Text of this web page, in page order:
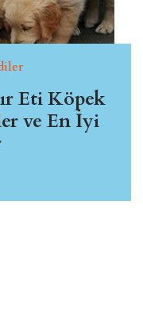
Eti Köpek
ve En İyi